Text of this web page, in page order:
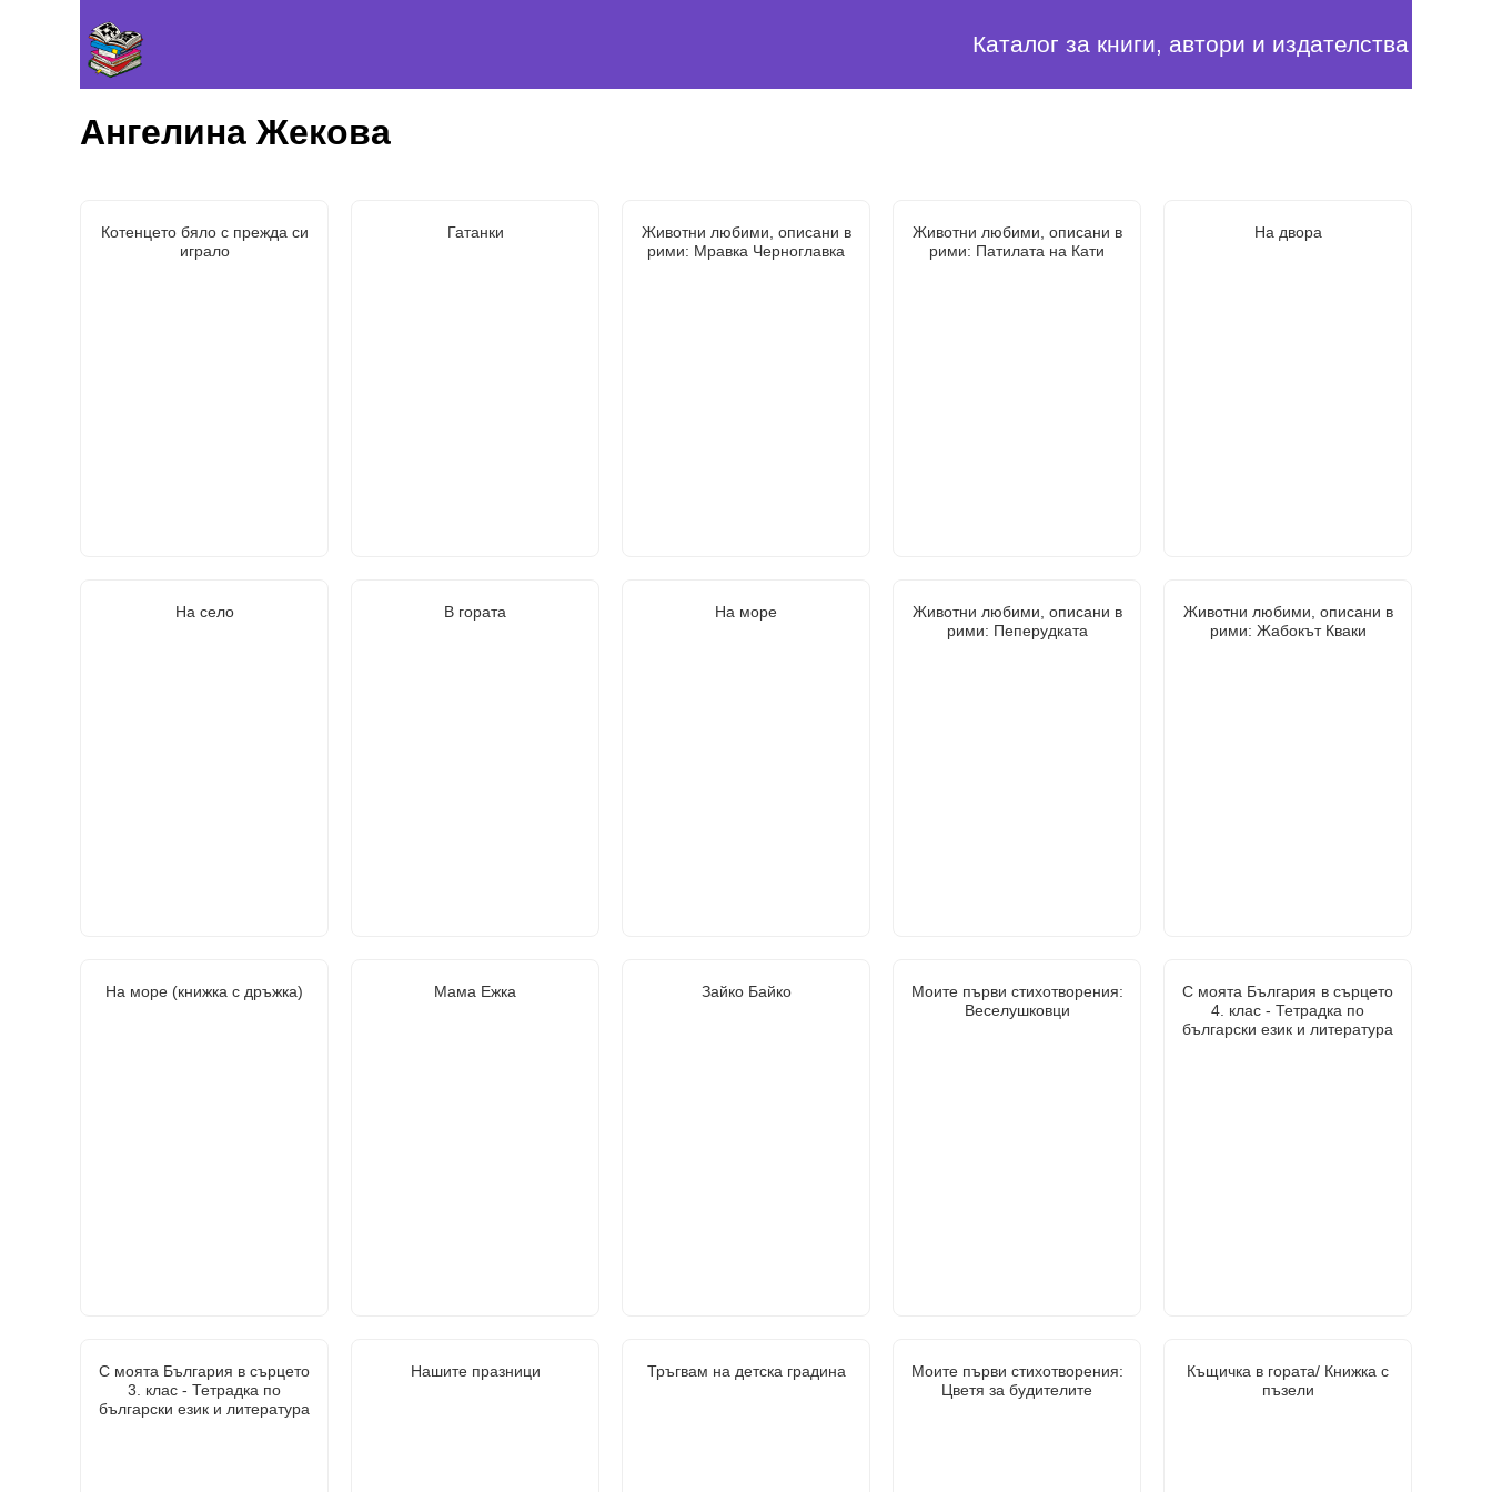
Каталог за книги, автори и издателства
Ангелина Жекова
Котенцето бяло с прежда си
играло
Гатанки
Животни любими, описани в
рими: Мравка Черноглавка
Животни любими, описани в
рими: Патилата на Кати
На двора
На село В гората На море
Животни любими, описани в
рими: Пеперудката
Животни любими, описани в
рими: Жабокът Кваки
На море (книжка с дръжка) Мама Ежка Зайко Байко
Моите първи стихотворения:
Веселушковци
С моята България в сърцето
4. клас - Тетрадка по
български език и литература
С моята България в сърцето
3. клас - Тетрадка по
български език и литература
Нашите празници Тръгвам на детска градина
Моите първи стихотворения:
Цветя за будителите
Къщичка в гората/ Книжка с
пъзели